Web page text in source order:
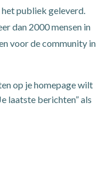
publiek geleverd.
dan 2000 mensen in
voor de community in
op je homepage wilt
laatste berichten” als